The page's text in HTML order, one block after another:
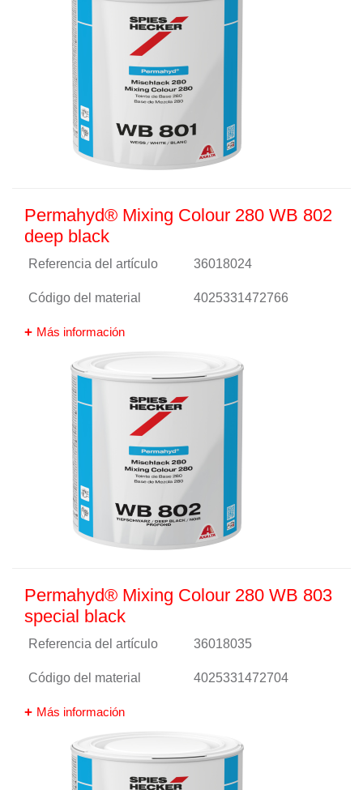
Permahyd® Mixing Colour 280 WB 802
deep black
Referencia del artículo 36018024
Código del material 4025331472766
Más información
Permahyd® Mixing Colour 280 WB 803
special black
Referencia del artículo 36018035
Código del material 4025331472704
Más información